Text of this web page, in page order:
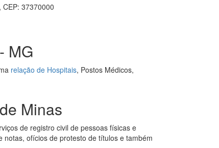
37370000
MG
relação de Hospitais, Postos Médicos,
Minas
de registro civil de pessoas físicas e
ofícios de protesto de títulos e também